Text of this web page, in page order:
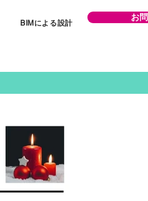
BIMによる設計
お